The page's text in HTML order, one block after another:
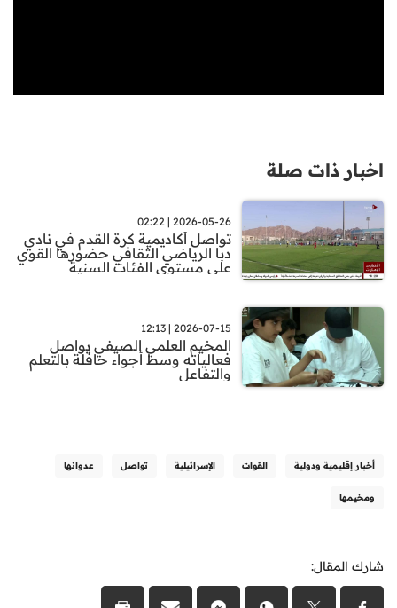
اخبار ذات صلة
2026-05-26 | 02:22
تواصل أكاديمية كرة القدم في نادي
دبا الرياضي الثقافي حضورها القوي
على مستوى الفئات السنية
2026-07-15 | 12:13
المخيم العلمي الصيفي يواصل
فعالياته وسط أجواء حافلة بالتعلم
والتفاعل
أخبار إقليمية ودولية القوات الإسرائيلية تواصل عدوانها
ومخيمها
شارك المقال: